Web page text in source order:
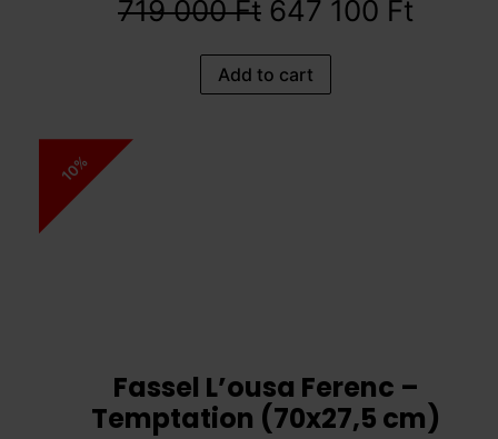
719 000Ft 647 100 Ft
Add to cart
10%
Fassel L’ousa Ferenc –
Temptation (70x27,5 cm)